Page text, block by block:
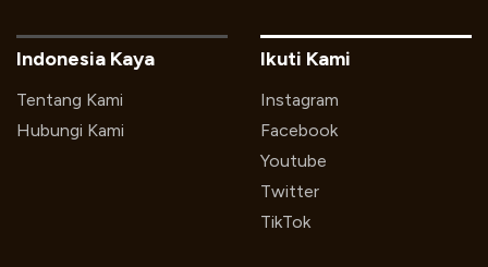
Indonesia Kaya
Tentang Kami
Hubungi Kami
Ikuti Kami
Instagram
Facebook
Youtube
Twitter
TikTok